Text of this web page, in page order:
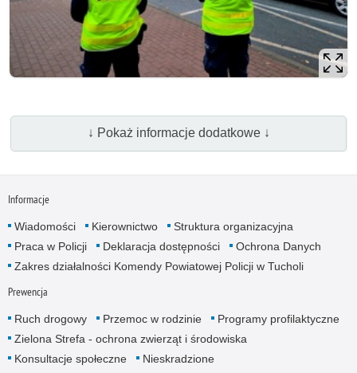
↓ Pokaż informacje dodatkowe ↓
Informacje
Wiadomości Kierownictwo
Struktura organizacyjna
Praca w Policji
Deklaracja dostępności
Ochrona Danych
Zakres działalności Komendy Powiatowej Policji w Tucholi
Prewencja
Ruch drogowy Przemoc w rodzinie
Programy profilaktyczne
Zielona Strefa - ochrona zwierząt i środowiska
Konsultacje społeczne
Nieskradzione